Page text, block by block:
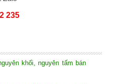
235
khối, nguyên tấm bán